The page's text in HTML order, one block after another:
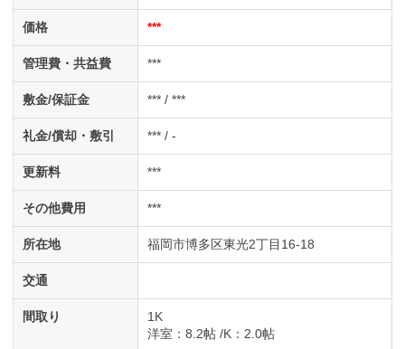
価格 ***
管理費・共益費 ***
敷金/保証金 *** / ***
礼金/償却・敷引 *** / -
更新料 ***
その他費用 ***
所在地 福岡市博多区東光2丁目16-18
交通
間取り
1K
洋室 ：8.2帖 K ：2.0帖